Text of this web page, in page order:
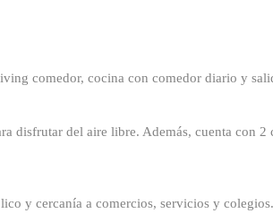
comedor, cocina con comedor diario y
disfrutar del aire libre. Además, cuenta con 2
y cercanía a comercios, servicios y